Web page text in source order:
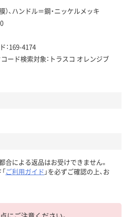
）、ハンドル＝鋼・ニッケルメッキ
：169-4174
ード検索対象：トラスコ オレンジブ
合による返品はお受けできません。
ご利用ガイド 」を必ずご確認の上、お